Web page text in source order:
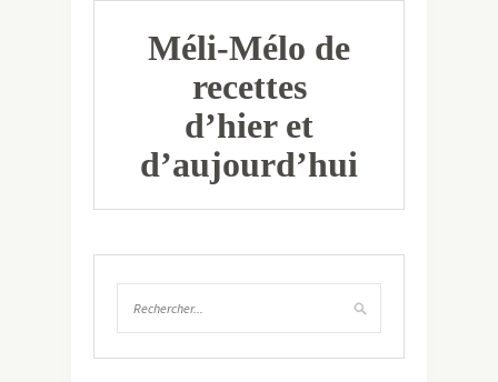
Méli-Mélo de
recettes
d’hier et
d’aujourd’hui